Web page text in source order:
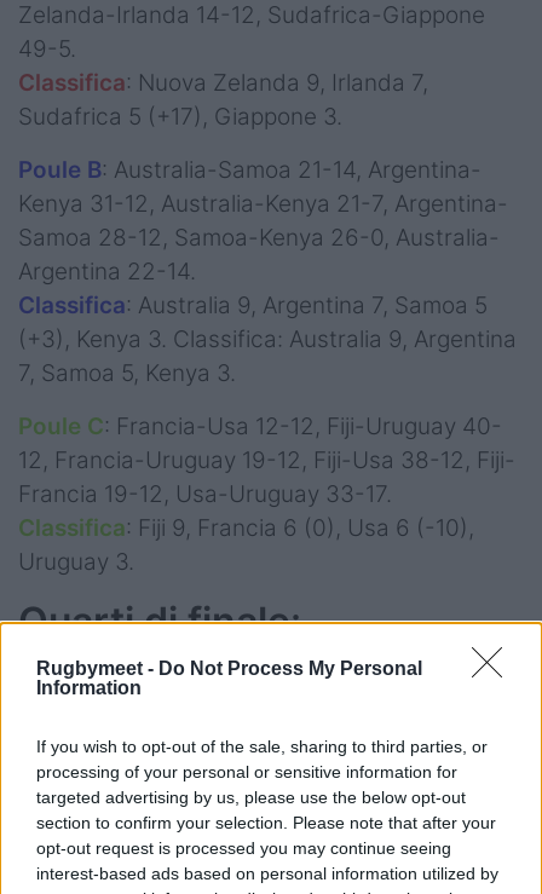
Rugbymeet - Do Not Process My Personal
Information
If you wish to opt-out of the sale, sharing to third parties, or
processing of your personal or sensitive information for
targeted advertising by us, please use the below opt-out
section to confirm your selection. Please note that after your
opt-out request is processed you may continue seeing
interest-based ads based on personal information utilized by
Zelanda-Irlanda 14-12, Sudafrica-Giappone
49-5.
Classifica: Nuova Zelanda 9, Irlanda 7,
Sudafrica 5 (+17), Giappone 3.
Poule B: Australia-Samoa 21-14, Argentina-
Kenya 31-12, Australia-Kenya 21-7, Argentina-
Samoa 28-12, Samoa-Kenya 26-0, Australia-
Argentina 22-14.
Classifica: Australia 9, Argentina 7, Samoa 5
(+3), Kenya 3. Classifica: Australia 9, Argentina
7, Samoa 5, Kenya 3.
Poule C: Francia-Usa 12-12, Fiji-Uruguay 40-
12, Francia-Uruguay 19-12, Fiji-Usa 38-12, Fiji-
Francia 19-12, Usa-Uruguay 33-17.
Classifica: Fiji 9, Francia 6 (0), Usa 6 (-10),
Uruguay 3.
Quarti di finale:
Nuova Zelanda-Sudafrica, Argentina-Francia,